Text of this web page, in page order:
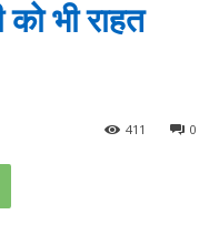
को भी राहत
0
411